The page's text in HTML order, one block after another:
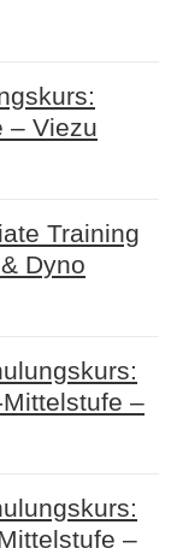
– Viezu
Training
Dyno
–
–